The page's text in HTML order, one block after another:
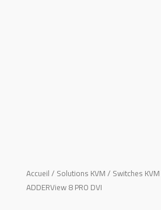
Accueil / Solutions KVM / Switches KVM
ADDERView 8 PRO DVI